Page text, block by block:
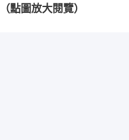
（點圖放大閱覽）